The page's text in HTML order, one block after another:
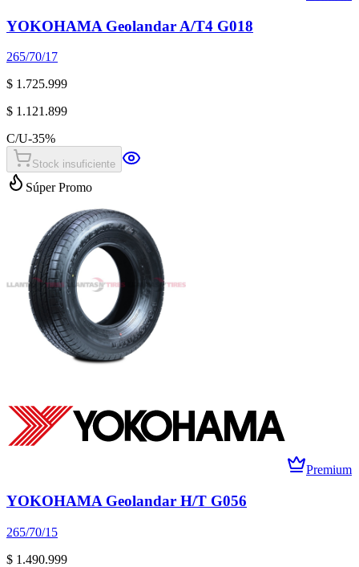
YOKOHAMA Geolandar A/T4 G018
265/70/17
$ 1.725.999
$ 1.121.899
C/U-35%
Stock insuficiente
Súper Promo
Premium
YOKOHAMA Geolandar H/T G056
265/70/15
$ 1.490.999